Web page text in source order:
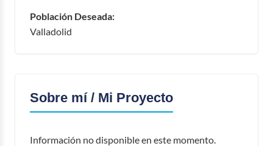
Población Deseada:
Valladolid
Sobre mí / Mi Proyecto
Información no disponible en este momento.